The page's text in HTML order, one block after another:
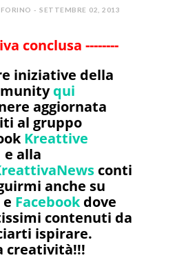
- SETTEMBRE 02, 2013
conclusa --------
iniziative della
qui
aggiornata
al gruppo
Kreattive
e alla
conti
anche su
e Facebookdove
contenuti da
ispirare.
creatività!!!